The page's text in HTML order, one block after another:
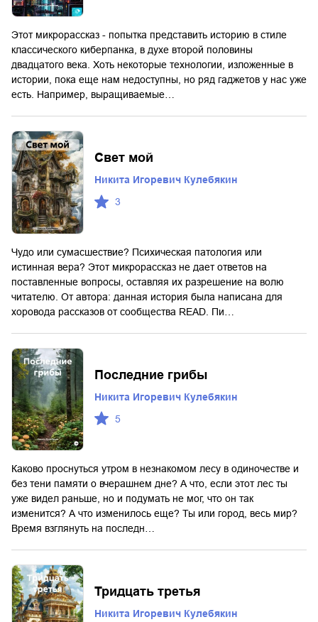
Этот микрорассказ - попытка представить историю в стиле
классического киберпанка, в духе второй половины
двадцатого века. Хоть некоторые технологии, изложенные в
истории, пока еще нам недоступны, но ряд гаджетов у нас уже
есть. Например, выращиваемые…
Свет мой
Никита Игоревич Кулебякин
3
Чудо или сумасшествие? Психическая патология или
истинная вера? Этот микрорассказ не дает ответов на
поставленные вопросы, оставляя их разрешение на волю
читателю. От автора: данная история была написана для
хоровода рассказов от сообщества READ. Пи…
Последние грибы
Никита Игоревич Кулебякин
5
Каково проснуться утром в незнакомом лесу в одиночестве и
без тени памяти о вчерашнем дне? А что, если этот лес ты
уже видел раньше, но и подумать не мог, что он так
изменится? А что изменилось еще? Ты или город, весь мир?
Время взглянуть на последн…
Тридцать третья
Никита Игоревич Кулебякин